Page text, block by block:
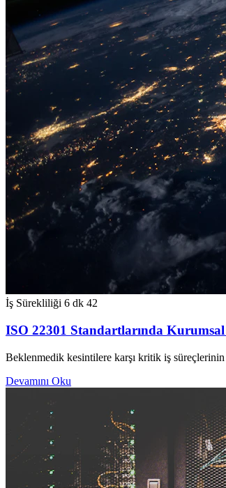
İş Sürekliliği 6 dk 42
ISO 22301 Standartlarında
Beklenmedik kesintilere karşı kritik iş
Devamını Oku